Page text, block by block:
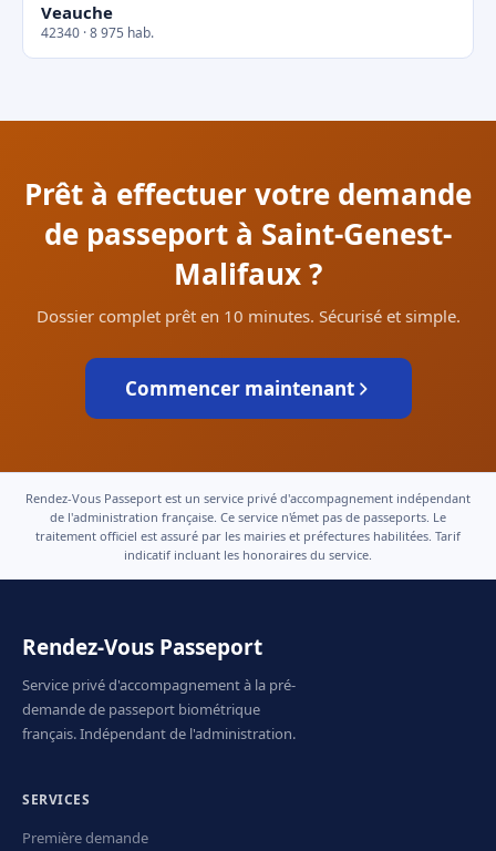
Veauche
42340 · 8 975 hab.
Prêt à effectuer votre demande
de passeport à Saint-Genest-
Malifaux ?
Dossier complet prêt en 10 minutes. Sécurisé et simple.
Commencer maintenant
Rendez-Vous Passeport est un service privé d'accompagnement indépendant
de l'administration française. Ce service n'émet pas de passeports. Le
traitement officiel est assuré par les mairies et préfectures habilitées. Tarif
indicatif incluant les honoraires du service.
Rendez-Vous Passeport
Service privé d'accompagnement à la pré-
demande de passeport biométrique
français. Indépendant de l'administration.
SERVICES
Première demande